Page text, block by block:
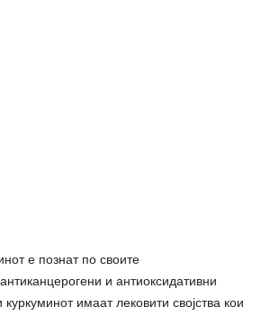
е познат по своите
и антиоксидативни
куркуминот имаат лековити својства кои